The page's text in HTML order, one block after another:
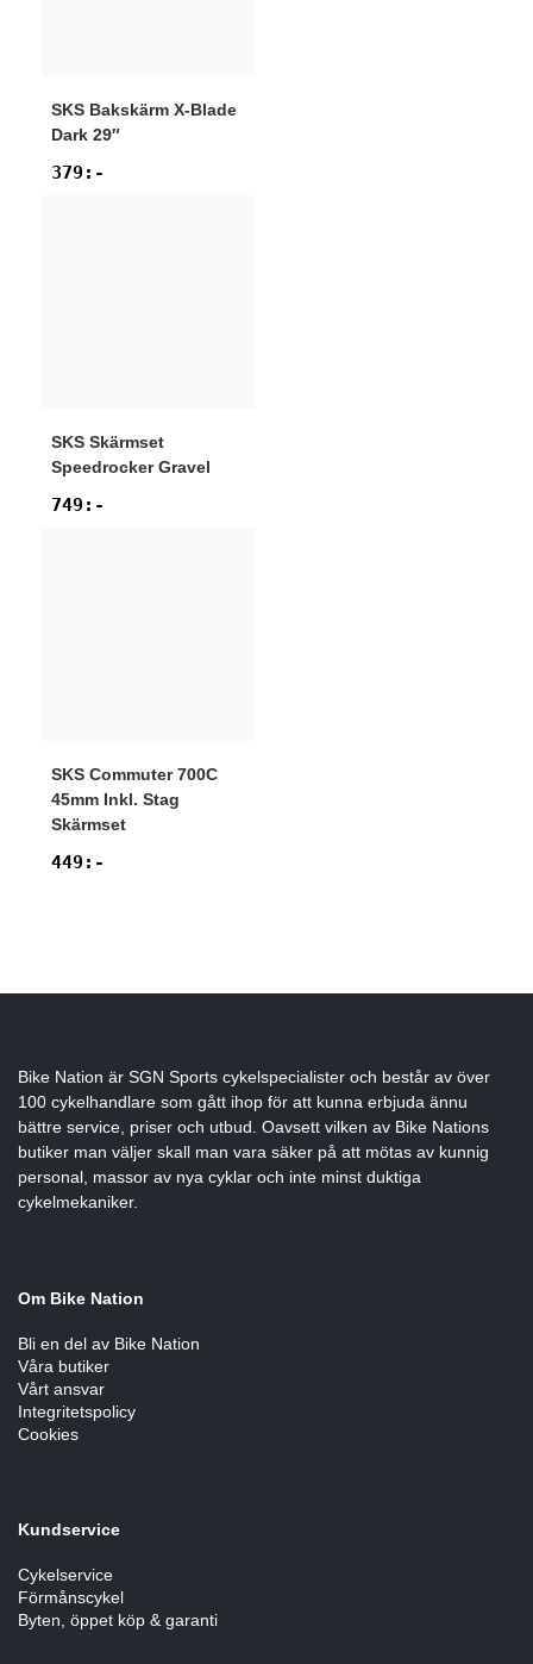
SKS Bakskärm X-Blade
Dark 29″
379 :-
SKS Skärmset
Speedrocker Gravel
749 :-
SKS Commuter 700C
45mm Inkl. Stag
Skärmset
449 :-
Bike Nation är SGN Sports cykelspecialister och består av över
100 cykelhandlare som gått ihop för att kunna erbjuda ännu
bättre service, priser och utbud. Oavsett vilken av Bike Nations
butiker man väljer skall man vara säker på att mötas av kunnig
personal, massor av nya cyklar och inte minst duktiga
cykelmekaniker.
Om Bike Nation
Bli en del av Bike Nation
Våra butiker
Vårt ansvar
Integritetspolicy
Cookies
Kundservice
Cykelservice
Förmånscykel
Byten, öppet köp & garanti